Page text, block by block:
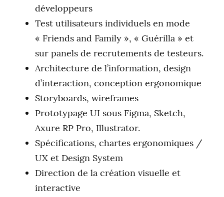
développeurs
Test utilisateurs individuels en mode
« Friends and Family », « Guérilla » et
sur panels de recrutements de testeurs.
Architecture de l’information, design
d’interaction, conception ergonomique
Storyboards, wireframes
Prototypage UI sous Figma, Sketch,
Axure RP Pro, Illustrator.
Spécifications, chartes ergonomiques /
UX et Design System
Direction de la création visuelle et
interactive